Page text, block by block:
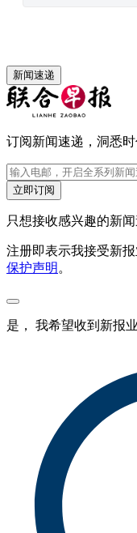
新闻速递
订阅新闻速递，洞悉时
立即订阅
只想接收感兴趣的新
注册即表示我接受新
保护声明 。
是， 我希望收到新报